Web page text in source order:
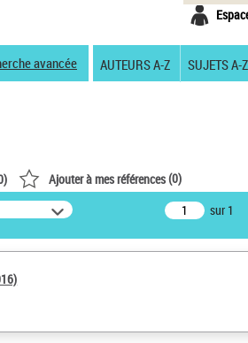
avancée AUTEURS A-Z SUJETS A-Z
) Ajouter à mes références(0)
sur 1